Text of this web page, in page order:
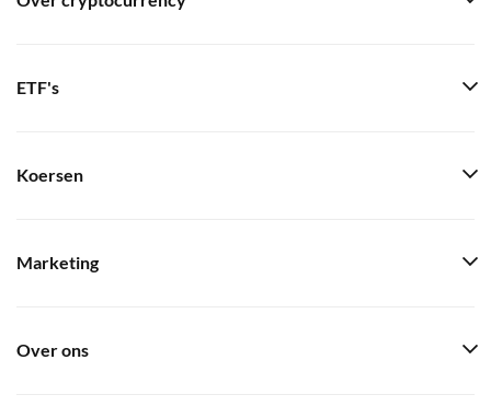
ETF's
Koersen
Marketing
Over ons